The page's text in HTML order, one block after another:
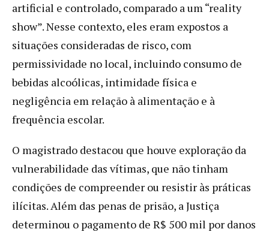
artificial e controlado, comparado a um “reality
show”. Nesse contexto, eles eram expostos a
situações consideradas de risco, com
permissividade no local, incluindo consumo de
bebidas alcoólicas, intimidade física e
negligência em relação à alimentação e à
frequência escolar.
O magistrado destacou que houve exploração da
vulnerabilidade das vítimas, que não tinham
condições de compreender ou resistir às práticas
ilícitas. Além das penas de prisão, a Justiça
determinou o pagamento de R$ 500 mil por danos